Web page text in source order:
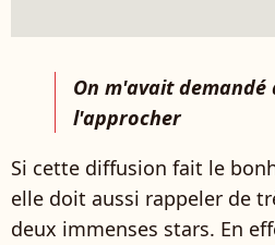
On m'avait demandé
l'approcher
Si cette diffusion fait le
elle doit aussi rappeler de
deux immenses stars. En